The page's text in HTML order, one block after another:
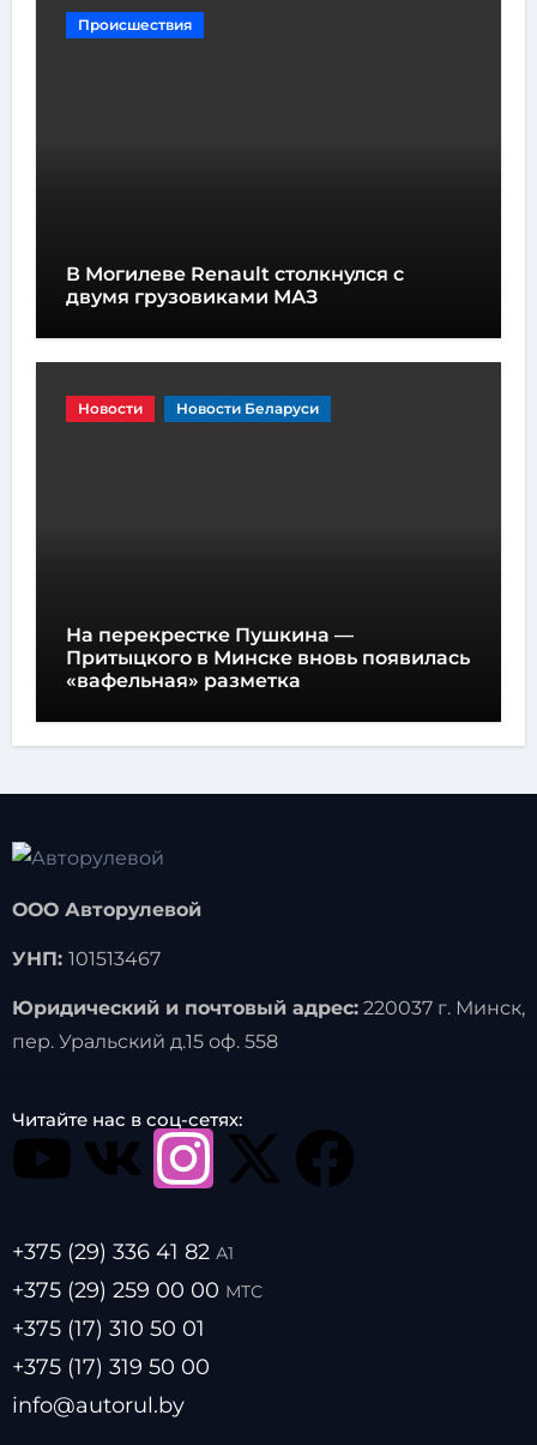
Происшествия
В Могилеве Renault столкнулся с
двумя грузовиками МАЗ
Новости Новости Беларуси
На перекрестке Пушкина —
Притыцкого в Минске вновь появилась
«вафельная» разметка
ООО Авторулевой
УНП: 101513467
Юридический и почтовый адрес:220037 г. Минск,
пер. Уральский д.15 оф. 558
Читайте нас в соц-сетях:
+375 (29) 336 41 82 А1
+375 (29) 259 00 00 МТС
+375 (17) 310 50 01
+375 (17) 319 50 00
info@autorul.by